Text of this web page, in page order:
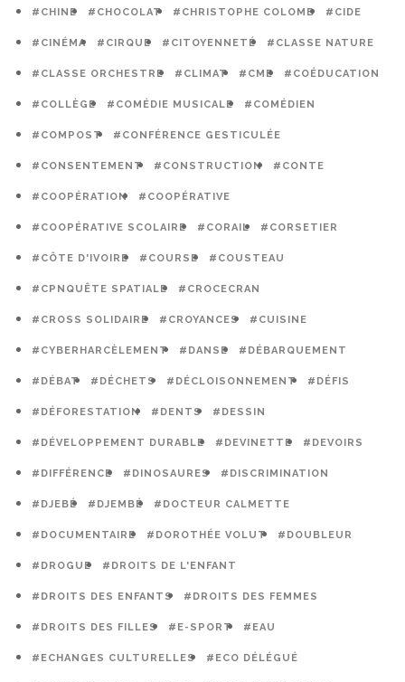
#CHINE #CHOCOLAT #CHRISTOPHE COLOMB #CIDE
#CINÉMA #CIRQUE #CITOYENNETÉ #CLASSE NATURE
#CLASSE ORCHESTRE #CLIMAT #CME #COÉDUCATION
#COLLÈGE #COMÉDIE MUSICALE #COMÉDIEN
#COMPOST #CONFÉRENCE GESTICULÉE
#CONSENTEMENT #CONSTRUCTION #CONTE
#COOPÉRATION #COOPÉRATIVE
#COOPÉRATIVE SCOLAIRE #CORAIL #CORSETIER
#CÔTE D'IVOIRE #COURSE #COUSTEAU
#CPNQUÊTE SPATIALE #CROCECRAN
#CROSS SOLIDAIRE #CROYANCES #CUISINE
#CYBERHARCÈLEMENT #DANSE #DÉBARQUEMENT
#DÉBAT #DÉCHETS #DÉCLOISONNEMENT #DÉFIS
#DÉFORESTATION #DENTS #DESSIN
#DÉVELOPPEMENT DURABLE #DEVINETTE #DEVOIRS
#DIFFÉRENCE #DINOSAURES #DISCRIMINATION
#DJEBÉ #DJEMBÉ #DOCTEUR CALMETTE
#DOCUMENTAIRE #DOROTHÉE VOLUT #DOUBLEUR
#DROGUE #DROITS DE L'ENFANT
#DROITS DES ENFANTS #DROITS DES FEMMES
#DROITS DES FILLES #E-SPORT #EAU
#ECHANGES CULTURELLES #ECO DÉLÉGUÉ